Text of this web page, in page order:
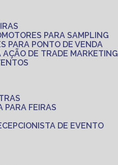
PARA SAMPLING
PARA PONTO DE VENDA
AÇÃO DE TRADE MARKETING
PARA FEIRAS
DE EVENTO